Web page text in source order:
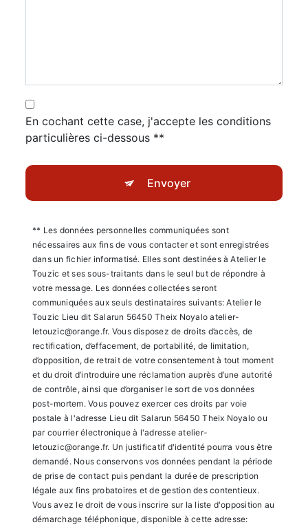
En cochant cette case, j'accepte les conditions
particulières ci-dessous **
Envoyer
** Les données personnelles communiquées sont
nécessaires aux fins de vous contacter et sont enregistrées
dans un fichier informatisé. Elles sont destinées à Atelier le
Touzic et ses sous-traitants dans le seul but de répondre à
votre message. Les données collectées seront
communiquées aux seuls destinataires suivants: Atelier le
Touzic Lieu dit Salarun 56450 Theix Noyalo atelier-
letouzic@orange.fr. Vous disposez de droits d’accès, de
rectification, d’effacement, de portabilité, de limitation,
d’opposition, de retrait de votre consentement à tout moment
et du droit d’introduire une réclamation auprès d’une autorité
de contrôle, ainsi que d’organiser le sort de vos données
post-mortem. Vous pouvez exercer ces droits par voie
postale à l'adresse Lieu dit Salarun 56450 Theix Noyalo ou
par courrier électronique à l'adresse atelier-
letouzic@orange.fr. Un justificatif d'identité pourra vous être
demandé. Nous conservons vos données pendant la période
de prise de contact puis pendant la durée de prescription
légale aux fins probatoires et de gestion des contentieux.
Vous avez le droit de vous inscrire sur la liste d'opposition au
démarchage téléphonique, disponible à cette adresse: